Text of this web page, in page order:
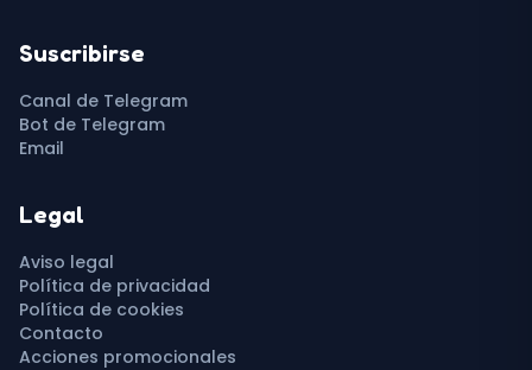
Suscribirse
Canal de Telegram
Bot de Telegram
Email
Legal
Aviso legal
Política de privacidad
Política de cookies
Contacto
Acciones promocionales